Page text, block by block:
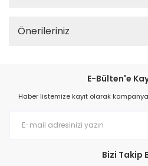
Önerileriniz
E-Bülten'e
Haber listemize kayıt olarak
Bizi Takip